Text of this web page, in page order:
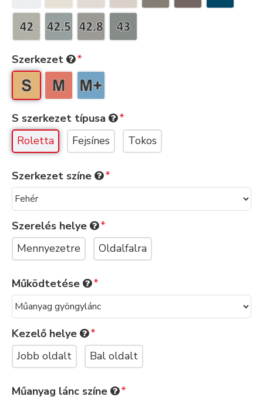
Szerkezet
S szerkezet típusa
Roletta
Fejsínes Tokos
Szerkezet színe
Szerelés helye
Mennyezetre
Oldalfalra
Működtetése
Kezelő helye
Jobb oldalt
Bal oldalt
Műanyag lánc színe